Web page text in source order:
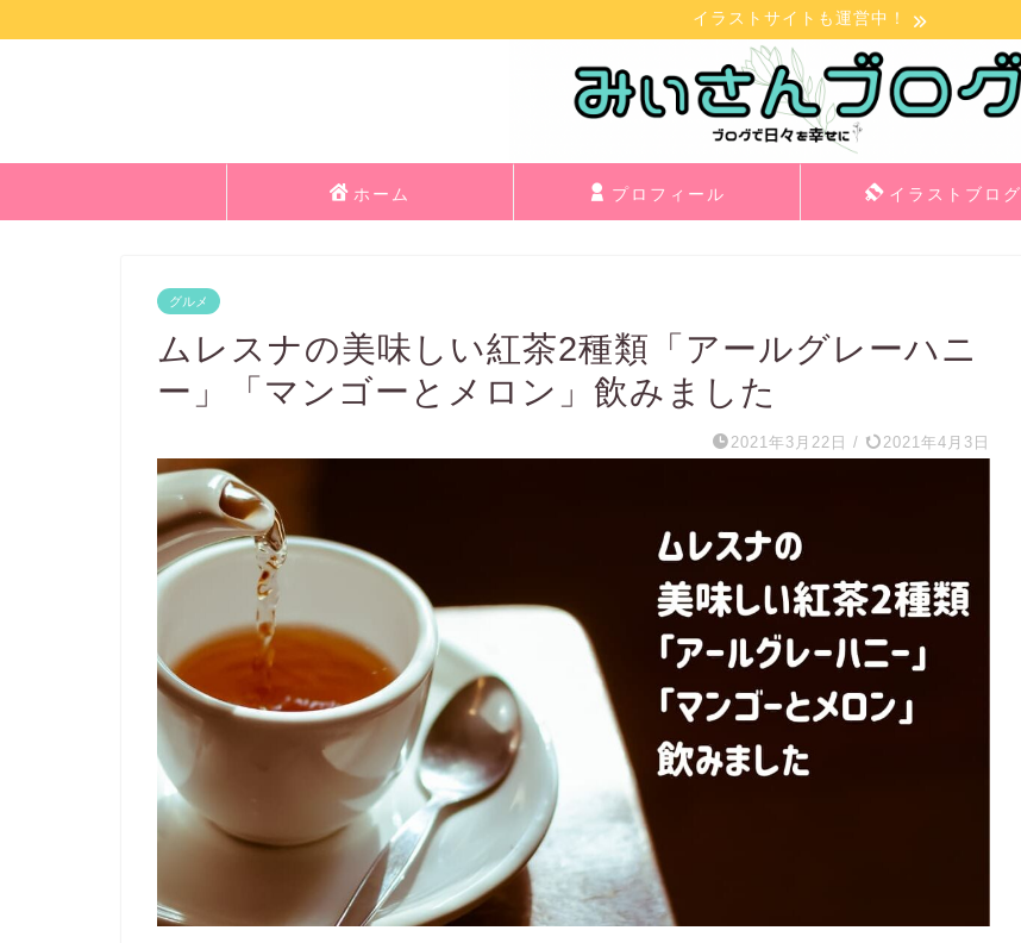
イラストサイトも運営中！
ホーム プロフィール イラストブログ
グルメ
ムレスナの美味しい紅茶2種類「アールグレーハニ
ー」「マンゴーとメロン」飲みました
2021年3月22日 / 2021年4月3日